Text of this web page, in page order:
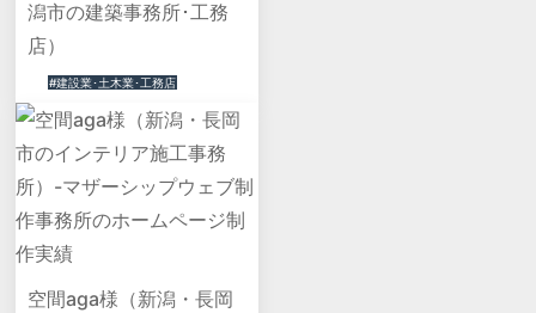
潟市の建築事務所･工務
店）
#建設業･土木業･工務店
空間aga様（新潟・長岡